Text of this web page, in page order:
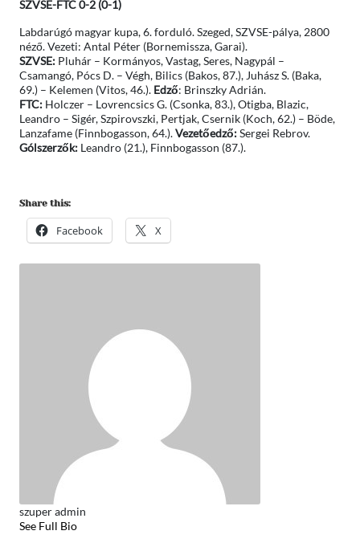
SZVSE-FTC 0-2 (0-1)
Labdarúgó magyar kupa, 6. forduló. Szeged, SZVSE-pálya, 2800
néző. Vezeti: Antal Péter (Bornemissza, Garai).
SZVSE:Pluhár – Kormányos, Vastag, Seres, Nagypál –
Csamangó, Pócs D. – Végh, Bilics (Bakos, 87.), Juhász S. (Baka,
69.) – Kelemen (Vitos, 46.). Edző: Brinszky Adrián.
FTC:Holczer – Lovrencsics G. (Csonka, 83.), Otigba, Blazic,
Leandro – Sigér, Szpirovszki, Pertjak, Csernik (Koch, 62.) – Böde,
Lanzafame (Finnbogasson, 64.).Vezetőedző:Sergei Rebrov.
Gólszerzők:Leandro (21.), Finnbogasson (87.).
Share this:
Facebook X
szuper admin
See Full Bio